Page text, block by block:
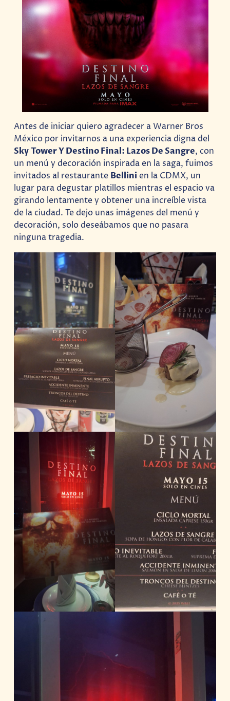
Antes de iniciar quiero agradecer a Warner Bros
México por invitarnos a una experiencia digna del
Sky Tower Y Destino Final: Lazos De Sangre, con
un menú y decoración inspirada en la saga, fuimos
invitados al restaurante Bellini en la CDMX, un
lugar para degustar platillos mientras el espacio va
girando lentamente y obtener una increíble vista
de la ciudad. Te dejo unas imágenes del menú y
decoración, solo deseábamos que no pasara
ninguna tragedia.